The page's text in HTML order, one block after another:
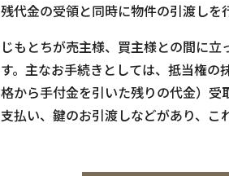
残代金の受領と同時に物件の引渡しを
じもとちが売主様、買主様との間に
す。主なお手続きとしては、抵当権
格から手付金を引いた残りの代金）
支払い、鍵のお引渡しなどがあり、こ